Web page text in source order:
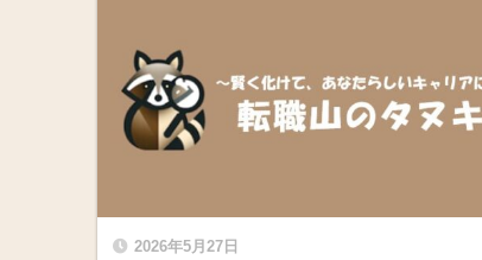
2026年5月27日